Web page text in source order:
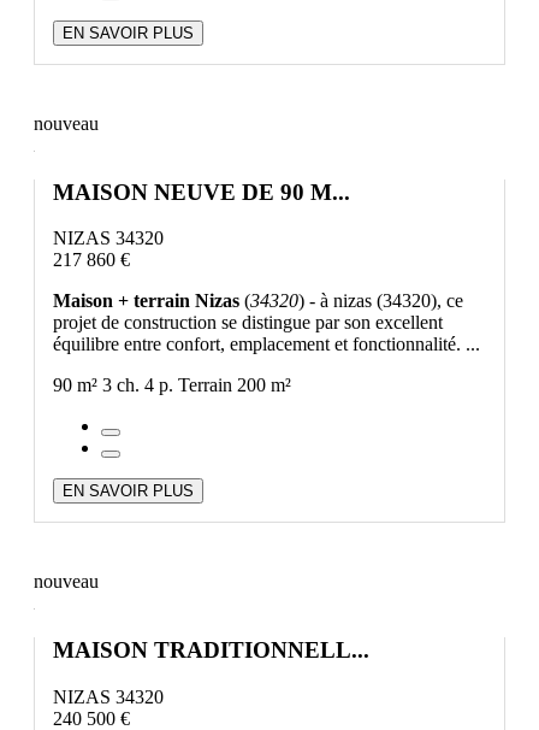
EN SAVOIR PLUS
nouveau
MAISON NEUVE DE 90 M...
NIZAS 34320
217 860 €
Maison + terrain Nizas (34320) - à nizas (34320), ce
projet de construction se distingue par son excellent
équilibre entre confort, emplacement et fonctionnalité. ...
90 m² 3 ch. 4 p. Terrain 200 m²
EN SAVOIR PLUS
nouveau
MAISON TRADITIONNELL...
NIZAS 34320
240 500 €